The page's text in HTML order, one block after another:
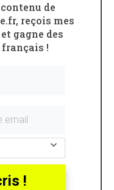
scène 5
de
reçois mes
gagne des
français !
!